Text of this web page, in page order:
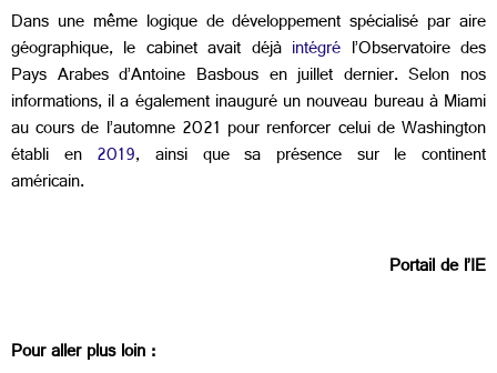
Dans une même logique de développement spécialisé par aire
géographique, le cabinet avait déjà intégré l’Observatoire des
Pays Arabes d’Antoine Basbous en juillet dernier. Selon nos
informations, il a également inauguré un nouveau bureau à Miami
au cours de l’automne 2021 pour renforcer celui de Washington
établi en 2019, ainsi que sa présence sur le continent
américain.
Portail de l’IE
Pour aller plus loin :